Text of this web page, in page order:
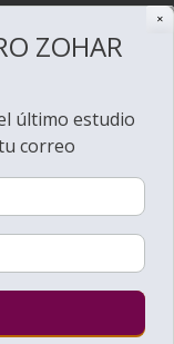
Torá
✕
ZOHAR
último estudio
correo